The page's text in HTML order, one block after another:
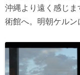
沖縄より遠く感じ
術館へ。明朝ケルン